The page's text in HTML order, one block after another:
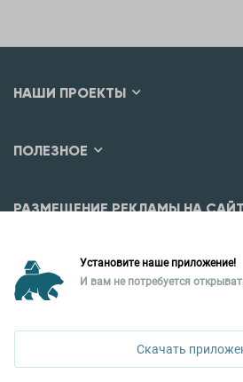
НАШИ ПРОЕКТЫ
ПОЛЕЗНОЕ
РАЗМЕЩЕНИЕ РЕКЛАМЫ НА
Уральская палата недвижимости
ул. Горького, 65, 0 подъезд, 3 этаж
Установите наше приложение!
И вам не потребуется
Скачать